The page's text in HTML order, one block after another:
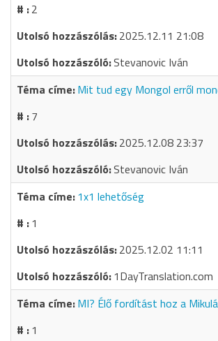
2
2025.12.11 21:08
Stevanovic Iván
Mit tud egy Mongol erről
7
2025.12.08 23:37
Stevanovic Iván
1x1 lehetőség
1
2025.12.02 11:11
1DayTranslation.com
MI? Élő fordítást hoz a
1